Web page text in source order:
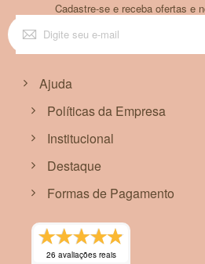
Cadastre-se e receba ofertas e
Inscreva-
se
na
Ajuda
Políticas da Empresa
Institucional
Destaque
Formas de Pagamento
26 avaliações reais